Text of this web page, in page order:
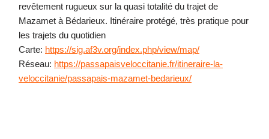
revêtement rugueux sur la quasi totalité du trajet de
Mazamet à Bédarieux. Itinéraire protégé, très pratique pour
les trajets du quotidien
Carte: https://sig.af3v.org/index.php/view/map/
Réseau: https://passapaisveloccitanie.fr/itineraire-la-
veloccitanie/passapais-mazamet-bedarieux/